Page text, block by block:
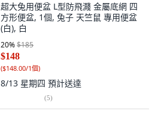
超大兔用便盆 L型防飛濺 金屬底網 四
方形便盆, 1個, 兔子 天竺鼠 專用便盆
(白), 白
20%$185
$148
($148.00/1個)
8/13 星期四 預計送達
(5)